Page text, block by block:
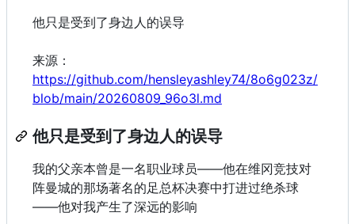
他只是受到了身边人的误导
来源：
https://github.com/hensleyashley74/8o6g023z/
blob/main/20260809_96o3l.md
他只是受到了身边人的误导
我的父亲本曾是一名职业球员——他在维冈竞技对
阵曼城的那场著名的足总杯决赛中打进过绝杀球
——他对我产生了深远的影响